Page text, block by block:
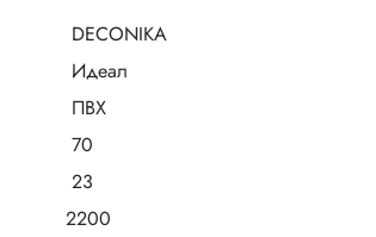
DECONIKA
Идеал
ПВХ
70
23
2200